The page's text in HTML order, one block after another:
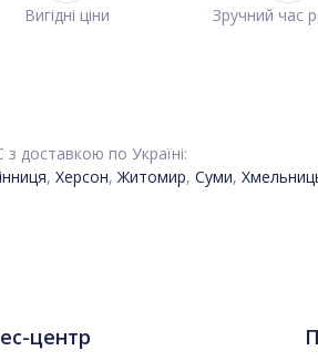
Вигідні ціни Зручний час
доставкою по Україні:
, Херсон,Житомир, Суми,
центр